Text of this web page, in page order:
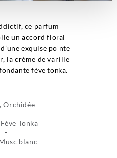
ce parfum
un accord floral
exquise pointe
la crème de vanille
fève tonka.
Orchidée
Tonka
blanc